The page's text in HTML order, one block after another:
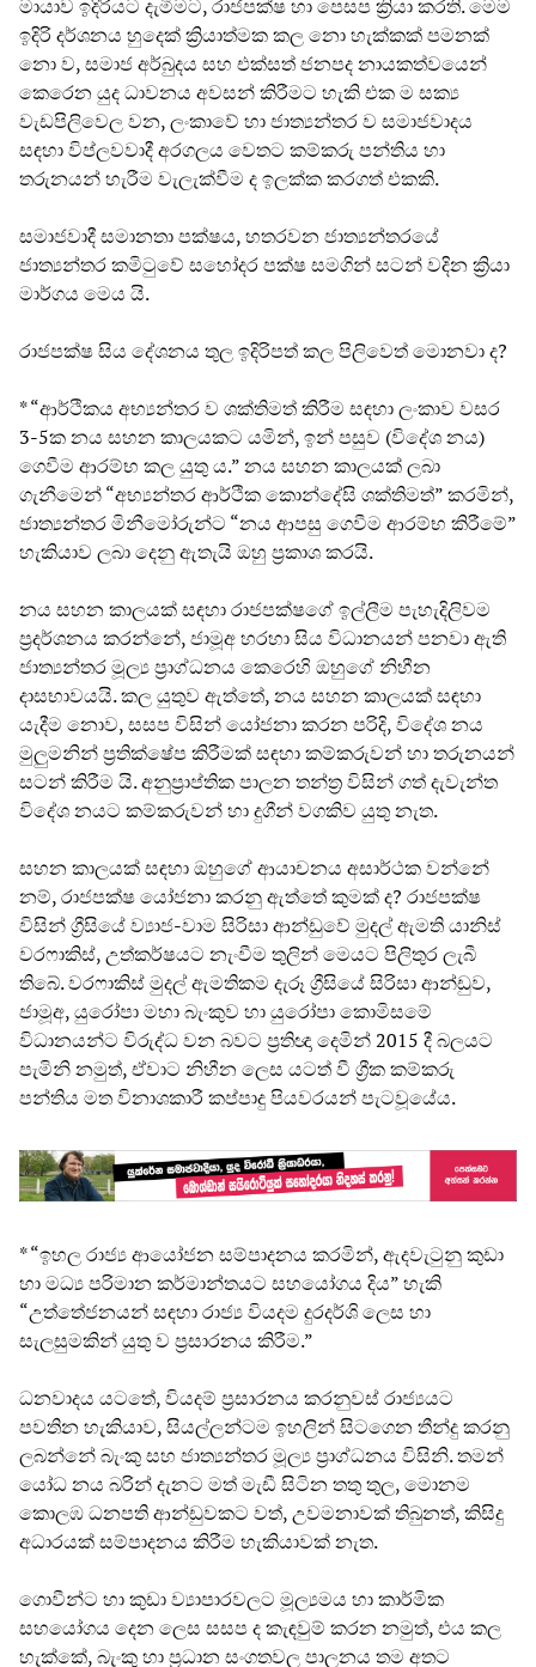
මායාව ඉදිරියට දැමීමට, රාජපක්ෂ හා පෙසප ක්‍රියා කරති. මෙම
ඉදිරි දර්ශනය හුදෙක් ක්‍රියාත්මක කල නො හැක්කක් පමනක්
නො ව, සමාජ අර්බුදය සහ එක්සත් ජනපද නායකත්වයෙන්
කෙරෙන යුද ධාවනය අවසන් කිරීමට හැකි එක ම සක්‍ය
වැඩපිලිවෙල වන, ලංකාවේ හා ජාත්‍යන්තර ව සමාජවාදය
සඳහා විප්ලවවාදී අරගලය වෙතට කම්කරු පන්තිය හා
තරුනයන් හැරීම වැලැක්වීම ද ඉලක්ක කරගත් එකකි.
සමාජවාදී සමානතා පක්ෂය, හතරවන ජාත්‍යන්තරයේ
ජාත්‍යන්තර කමිටුවේ සහෝදර පක්ෂ සමගින් සටන් වදින ක්‍රියා
මාර්ගය මෙය යි.
රාජපක්ෂ සිය දේශනය තුල ඉදිරිපත් කල පිලිවෙත් මොනවා ද?
* “ආර්ථිකය අභ්‍යන්තර ව ශක්තිමත් කිරීම සඳහා ලංකාව වසර
3-5ක නය සහන කාලයකට යමින්, ඉන් පසුව (විදේශ නය)
ගෙවීම ආරම්භ කල යුතු ය.” නය සහන කාලයක් ලබා
ගැනීමෙන් “අභ්‍යන්තර ආර්ථික කොන්දේසි ශක්තිමත්” කරමින්,
ජාත්‍යන්තර මිනීමෝරුන්ට “නය ආපසු ගෙවීම ආරම්භ කිරීමේ”
හැකියාව ලබා දෙනු ඇතැයි ඔහු ප්‍රකාශ කරයි.
නය සහන කාලයක් සඳහා රාජපක්ෂගේ ඉල්ලීම පැහැදිලිවම
ප්‍රදර්ශනය කරන්නේ, ජාමූඅ හරහා සිය විධානයන් පනවා ඇති
ජාත්‍යන්තර මූල්‍ය ප්‍රාග්ධනය කෙරෙහි ඔහුගේ නිහීන
දාසභාවයයි. කල යුතුව ඇත්තේ, නය සහන කාලයක් සඳහා
යැදීම නොව, සසප විසින් යෝජනා කරන පරිදි, විදේශ නය
මුලුමනින් ප්‍රතික්ෂේප කිරීමක් සඳහා කම්කරුවන් හා තරුනයන්
සටන් කිරීම යි. අනුප්‍රාප්තික පාලන තන්ත්‍ර විසින් ගත් දැවැන්ත
විදේශ නයට කම්කරුවන් හා දුගීන් වගකිව යුතු නැත.
සහන කාලයක් සඳහා ඔහුගේ ආයාචනය අසාර්ථක වන්නේ
නම්, රාජපක්ෂ යෝජනා කරනු ඇත්තේ කුමක් ද? රාජපක්ෂ
විසින් ග්‍රීසියේ ව්‍යාජ-වාම සිරිසා ආන්ඩුවේ මුදල් ඇමති යානිස්
වරෆාකිස්, උත්කර්ෂයට නැංවීම තුලින් මෙයට පිලිතුර ලැබී
තිබේ. වරෆාකිස් මුදල් ඇමතිකම දැරූ ග්‍රීසියේ සිරිසා ආන්ඩුව,
ජාමූඅ, යුරෝපා මහා බැංකුව හා යුරෝපා කොමිසමේ
විධානයන්ට විරුද්ධ වන බවට ප්‍රතිඥා දෙමින් 2015 දී බලයට
පැමිනි නමුත්, ඒවාට නිහීන ලෙස යටත් වී ග්‍රීක කම්කරු
පන්තිය මත විනාශකාරී කප්පාදු පියවරයන් පැටවූයේය.
* “ඉහල රාජ්‍ය ආයෝජන සම්පාදනය කරමින්, ඇදවැටුනු කුඩා
හා මධ්‍ය පරිමාන කර්මාන්තයට සහයෝගය දිය” හැකි
“උත්තේජනයන් සඳහා රාජ්‍ය වියදම දුරදර්ශි ලෙස හා
සැලසුමකින් යුතු ව ප්‍රසාරනය කිරීම.”
ධනවාදය යටතේ, වියදම් ප්‍රසාරනය කරනුවස් රාජ්‍යයට
පවතින හැකියාව, සියල්ලන්ටම ඉහලින් සිටගෙන තීන්දු කරනු
ලබන්නේ බැංකු සහ ජාත්‍යන්තර මූල්‍ය ප්‍රාග්ධනය විසිනි. තමන්
යෝධ නය බරින් දැනට මත් මැඩී සිටින තතු තුල, මොනම
කොලඹ ධනපති ආන්ඩුවකට වත්, උවමනාවක් තිබුනත්, කිසිදු
අධාරයක් සම්පාදනය කිරීම හැකියාවක් නැත.
ගොවීන්ට හා කුඩා ව්‍යාපාරවලට මූල්‍යමය හා කාර්මික
සහයෝගය දෙන ලෙස සසප ද කැඳවුම් කරන නමුත්, එය කල
හැක්කේ, බැංකු හා ප්‍රධාන සංගතවල පාලනය තම අතට